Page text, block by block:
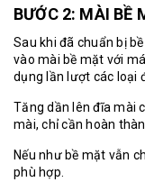
BƯỚC 2: MÀI BỀ
Sau khi đã chuẩn bị
vào mài bề mặt với
dụng lần lượt các loại
Tăng dần lên đĩa mài
mài, chỉ cần hoàn
Nếu như bề mặt vẫn
phù hợp.